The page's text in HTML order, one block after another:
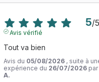
5/5
Avis vérifié
Tout va bien
Avis du 05/08/2026 , suite à
expérience du 26/07/2026 par
A.